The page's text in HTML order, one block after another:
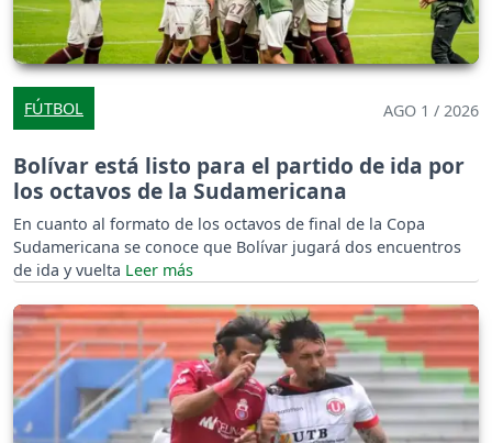
FÚTBOL AGO 1 / 2026
Bolívar está listo para el partido de ida por
los octavos de la Sudamericana
En cuanto al formato de los octavos de final de la Copa
Sudamericana se conoce que Bolívar jugará dos encuentros
de ida y vuelta